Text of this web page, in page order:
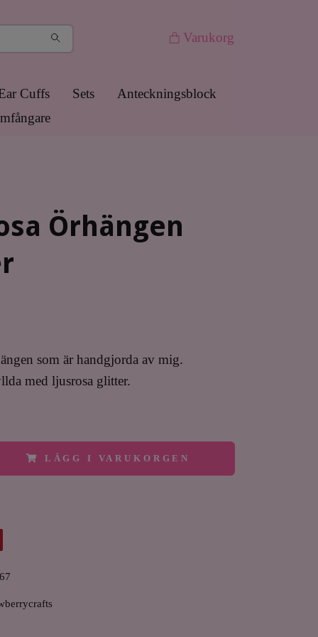
Varukorg
Cuffs Sets
Anteckningsblock
Örhängen
som är handgjorda av mig.
med ljusrosa glitter.
LÄGG I VARUKORGEN
67